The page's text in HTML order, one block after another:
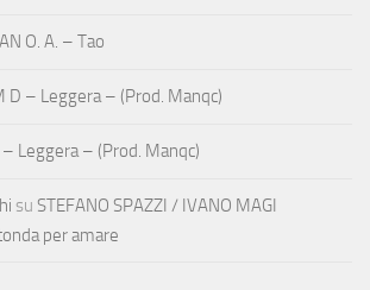
O. A. – Tao
D – Leggera – (Prod. Manqc)
– Leggera – (Prod. Manqc)
su STEFANO SPAZZI / IVANO MAGI
per amare